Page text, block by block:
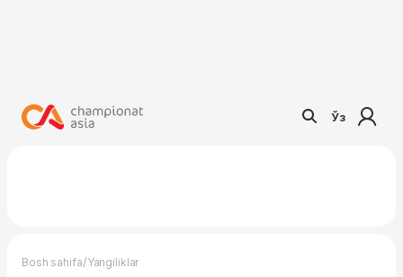
Ўз
Bosh sahifa/Yangiliklar